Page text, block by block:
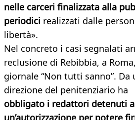
nelle carceri finalizzata alla
periodici realizzati dalle
libertà».
Nel concreto i casi segnalati
reclusione di Rebibbia, a
giornale “Non tutti sanno”. Da
direzione del penitenziario ha
obbligato i redattori detenuti
un’autorizzazione per potere